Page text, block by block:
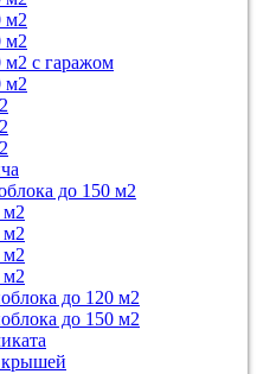
м2
м2
м2 с гаражом
м2
до 150 м2
м2
м2
м2
м2
до 120 м2
до 150 м2
крышей